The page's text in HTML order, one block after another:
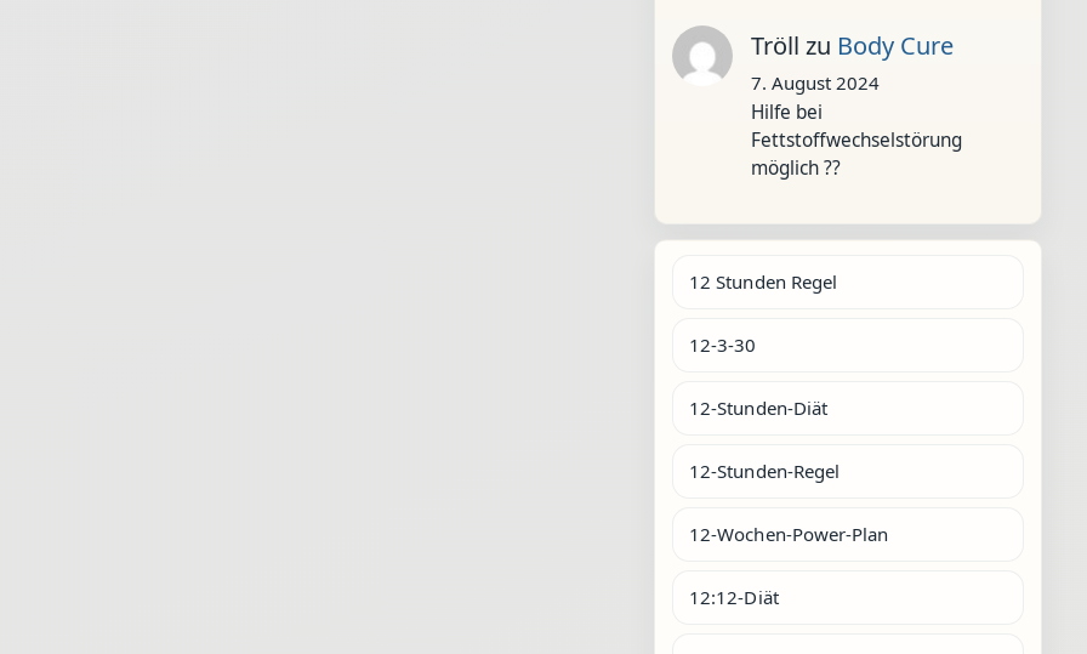
Tröll zu Body Cure
7. August 2024
Hilfe bei
Fettstoffwechselstörung
möglich ??
12 Stunden Regel
12-3-30
12-Stunden-Diät
12-Stunden-Regel
12-Wochen-Power-Plan
12:12-Diät